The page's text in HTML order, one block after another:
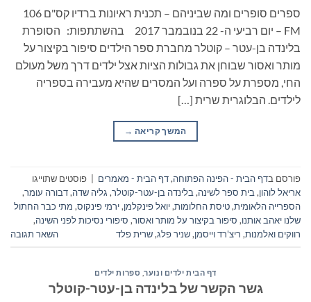
ספרים סופרים ומה שביניהם – תכנית ראיונות ברדיו קס"ם 106
FM – יום רביעי ה- 22 בנובמבר 2017 בהשתתפות: הסופרת
בלינדה בן-עטר – קוטלר מחברת ספר הילדים סיפור בקיצור על
מותר ואסור שבוחן את גבולות הציות אצל ילדים דרך משל מעולם
החי, מספרת על ספרה ועל המסרים שהיא מעבירה בספריה
לילדים. הבלוגרית שרית […]
המשך קריאה →
פורסם בדף הבית - הפינה הפתוחה,דף הבית - מאמרים
פוסטים שתוייגו
אריאל לוהון, בית ספר לשינה, בלינדה בן-עטר-קוטלר, גליה שדה,דבורה עומר,
הספרייה הלאומית,טיסת החלומות,יואל פינקלמן,ירמי פינקוס, מתי כבר החתול
שלנו יאהב אותנו, סיפור בקיצור על מותר ואסור, סיפורי נסיכות לפני השינה,
רווקים ואלמנות, ריצ'רד וייסמן,שניר פלג,שרית פלד השאר תגובה
דף הבית ילדים ונוער, ספרות ילדים
גשר הקשר של בלינדה בן-עטר-קוטלר